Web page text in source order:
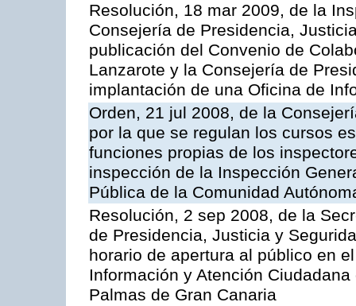
Resolución, 18 mar 2009, de la
Consejería de Presidencia,
publicación del Convenio de
Lanzarote y la Consejería de
implantación de una Oficina de
Orden, 21 jul 2008, de la
por la que se regulan los cursos
funciones propias de los
inspección de la Inspección
Pública de la Comunidad
Resolución, 2 sep 2008, de la
de Presidencia, Justicia y
horario de apertura al público en
Información y Atención
Palmas de Gran Canaria